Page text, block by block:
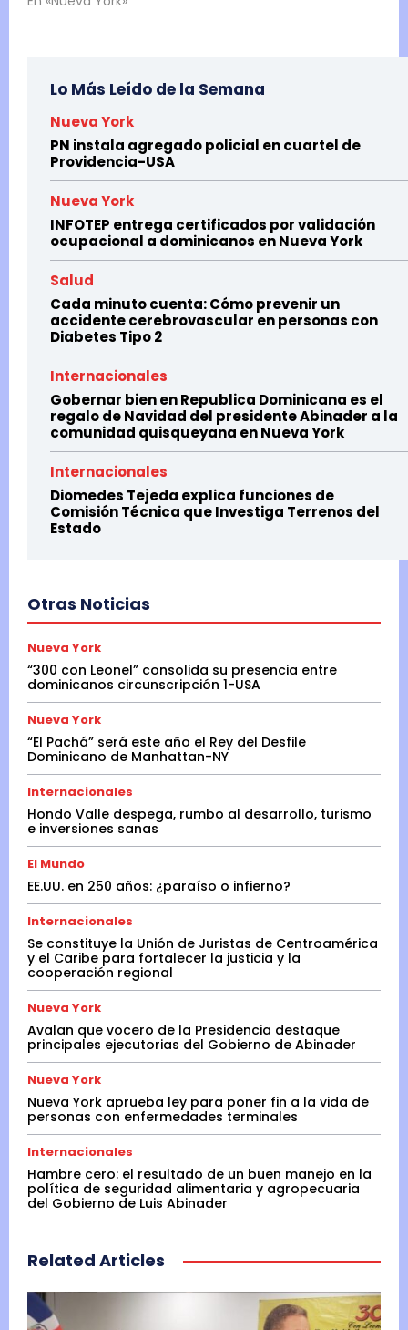
Lo Más Leído de la Semana
Nueva York
PN instala agregado policial en cuartel de
Providencia-USA
Nueva York
INFOTEP entrega certificados por validación
ocupacional a dominicanos en Nueva York
Salud
Cada minuto cuenta: Cómo prevenir un
accidente cerebrovascular en personas con
Diabetes Tipo 2
Internacionales
Gobernar bien en Republica Dominicana es el
regalo de Navidad del presidente Abinader a la
comunidad quisqueyana en Nueva York
Internacionales
Diomedes Tejeda explica funciones de
Comisión Técnica que Investiga Terrenos del
Estado
Otras Noticias
Nueva York
“300 con Leonel” consolida su presencia entre
dominicanos circunscripción 1-USA
Nueva York
“El Pachá” será este año el Rey del Desfile
Dominicano de Manhattan-NY
Internacionales
Hondo Valle despega, rumbo al desarrollo, turismo
e inversiones sanas
El Mundo
EE.UU. en 250 años: ¿paraíso o infierno?
Internacionales
Se constituye la Unión de Juristas de Centroamérica
y el Caribe para fortalecer la justicia y la
cooperación regional
Nueva York
Avalan que vocero de la Presidencia destaque
principales ejecutorias del Gobierno de Abinader
Nueva York
Nueva York aprueba ley para poner fin a la vida de
personas con enfermedades terminales
Internacionales
Hambre cero: el resultado de un buen manejo en la
política de seguridad alimentaria y agropecuaria
del Gobierno de Luis Abinader
Related Articles